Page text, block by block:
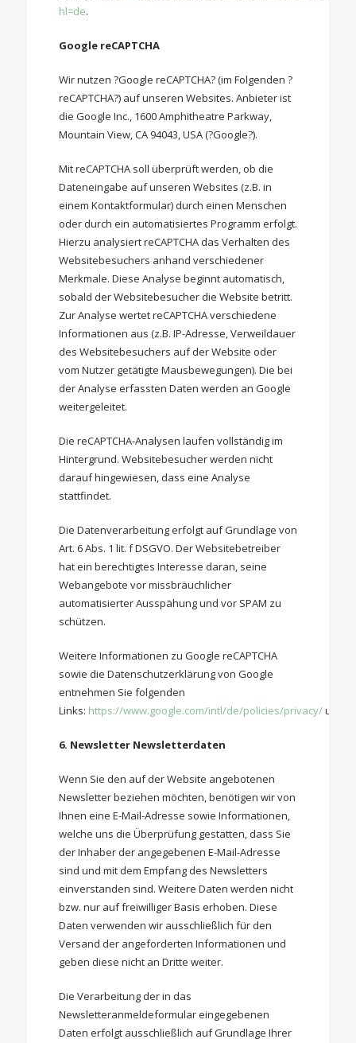
hl=de.
Google reCAPTCHA
Wir nutzen ?Google reCAPTCHA? (im Folgenden ?
reCAPTCHA?) auf unseren Websites. Anbieter ist
die Google Inc., 1600 Amphitheatre Parkway,
Mountain View, CA 94043, USA (?Google?).
Mit reCAPTCHA soll überprüft werden, ob die
Dateneingabe auf unseren Websites (z.B. in
einem Kontaktformular) durch einen Menschen
oder durch ein automatisiertes Programm erfolgt.
Hierzu analysiert reCAPTCHA das Verhalten des
Websitebesuchers anhand verschiedener
Merkmale. Diese Analyse beginnt automatisch,
sobald der Websitebesucher die Website betritt.
Zur Analyse wertet reCAPTCHA verschiedene
Informationen aus (z.B. IP-Adresse, Verweildauer
des Websitebesuchers auf der Website oder
vom Nutzer getätigte Mausbewegungen). Die bei
der Analyse erfassten Daten werden an Google
weitergeleitet.
Die reCAPTCHA-Analysen laufen vollständig im
Hintergrund. Websitebesucher werden nicht
darauf hingewiesen, dass eine Analyse
stattfindet.
Die Datenverarbeitung erfolgt auf Grundlage von
Art. 6 Abs. 1 lit. f DSGVO. Der Websitebetreiber
hat ein berechtigtes Interesse daran, seine
Webangebote vor missbräuchlicher
automatisierter Ausspähung und vor SPAM zu
schützen.
Weitere Informationen zu Google reCAPTCHA
sowie die Datenschutzerklärung von Google
entnehmen Sie folgenden
Links: https://www.google.com/intl/de/policies/privacy/und
6. Newsletter Newsletterdaten
Wenn Sie den auf der Website angebotenen
Newsletter beziehen möchten, benötigen wir von
Ihnen eine E-Mail-Adresse sowie Informationen,
welche uns die Überprüfung gestatten, dass Sie
der Inhaber der angegebenen E-Mail-Adresse
sind und mit dem Empfang des Newsletters
einverstanden sind. Weitere Daten werden nicht
bzw. nur auf freiwilliger Basis erhoben. Diese
Daten verwenden wir ausschließlich für den
Versand der angeforderten Informationen und
geben diese nicht an Dritte weiter.
Die Verarbeitung der in das
Newsletteranmeldeformular eingegebenen
Daten erfolgt ausschließlich auf Grundlage Ihrer